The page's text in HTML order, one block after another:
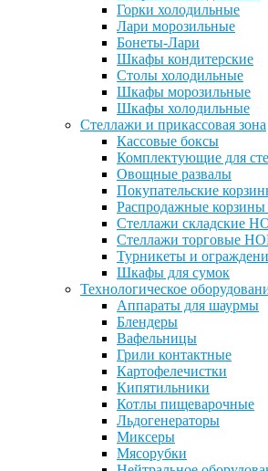
Горки холодильные
Лари морозильные
Бонеты-Лари
Шкафы кондитерские
Столы холодильные
Шкафы морозильные
Шкафы холодильные
Стеллажи и прикассовая зона
Кассовые боксы
Комплектующие для
Овощные развалы
Покупательские
Распродажные
Стеллажи складские
Стеллажи торговые
Турникеты и
Шкафы для сумок
Технологическое
Аппараты для шаурмы
Блендеры
Вафельницы
Грили контактные
Картофелечистки
Кипятильники
Котлы пищеварочные
Льдогенераторы
Миксеры
Мясорубки